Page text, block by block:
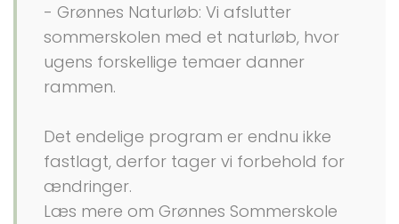
- Grønnes Naturløb: Vi afslutter
sommerskolen med et naturløb, hvor
ugens forskellige temaer danner
rammen.
Det endelige program er endnu ikke
fastlagt, derfor tager vi forbehold for
ændringer.
Læs mere om Grønnes Sommerskole